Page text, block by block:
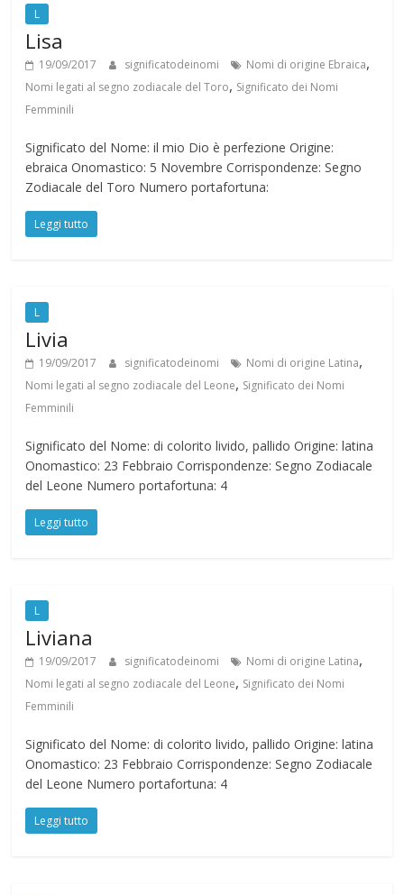
L
Lisa
19/09/2017 significatodeinomi Nomi di origine Ebraica,
Nomi legati al segno zodiacale del Toro, Significato dei Nomi
Femminili
Significato del Nome: il mio Dio è perfezione Origine:
ebraica Onomastico: 5 Novembre Corrispondenze: Segno
Zodiacale del Toro Numero portafortuna:
Leggi tutto
L
Livia
19/09/2017 significatodeinomi Nomi di origine Latina,
Nomi legati al segno zodiacale del Leone, Significato dei Nomi
Femminili
Significato del Nome: di colorito livido, pallido Origine: latina
Onomastico: 23 Febbraio Corrispondenze: Segno Zodiacale
del Leone Numero portafortuna: 4
Leggi tutto
L
Liviana
19/09/2017 significatodeinomi Nomi di origine Latina,
Nomi legati al segno zodiacale del Leone, Significato dei Nomi
Femminili
Significato del Nome: di colorito livido, pallido Origine: latina
Onomastico: 23 Febbraio Corrispondenze: Segno Zodiacale
del Leone Numero portafortuna: 4
Leggi tutto